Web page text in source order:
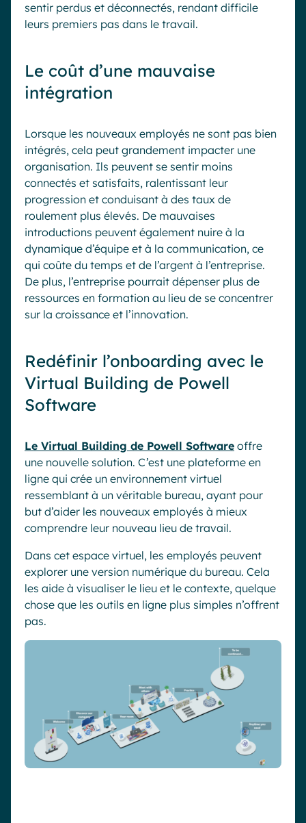
sentir perdus et déconnectés, rendant difficile
leurs premiers pas dans le travail.
Le coût d’une mauvaise
intégration
Lorsque les nouveaux employés ne sont pas bien
intégrés, cela peut grandement impacter une
organisation. Ils peuvent se sentir moins
connectés et satisfaits, ralentissant leur
progression et conduisant à des taux de
roulement plus élevés. De mauvaises
introductions peuvent également nuire à la
dynamique d’équipe et à la communication, ce
qui coûte du temps et de l’argent à l’entreprise.
De plus, l’entreprise pourrait dépenser plus de
ressources en formation au lieu de se concentrer
sur la croissance et l’innovation.
Redéfinir l’onboarding avec le
Virtual Building de Powell
Software
Le Virtual Building de Powell Software offre
une nouvelle solution. C’est une plateforme en
ligne qui crée un environnement virtuel
ressemblant à un véritable bureau, ayant pour
but d’aider les nouveaux employés à mieux
comprendre leur nouveau lieu de travail.
Dans cet espace virtuel, les employés peuvent
explorer une version numérique du bureau. Cela
les aide à visualiser le lieu et le contexte, quelque
chose que les outils en ligne plus simples n’offrent
pas.